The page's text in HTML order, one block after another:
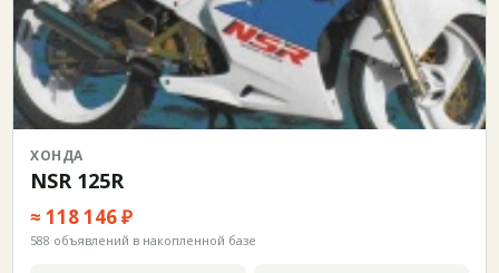
ХОНДА
NSR 125R
≈ 118 146 ₽
588 объявлений в накопленной базе